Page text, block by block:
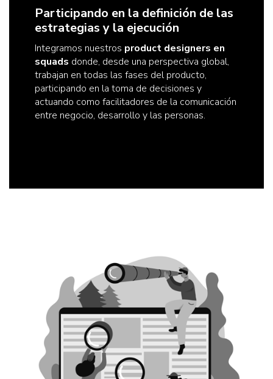
Participando en la definición de las
estrategias y la ejecución
Integramos nuestros product designers en
squads donde, desde una perspectiva global,
trabajan en todas las fases del producto,
participando en la toma de decisiones y
actuando como facilitadores de la comunicación
entre negocio, desarrollo y las personas.